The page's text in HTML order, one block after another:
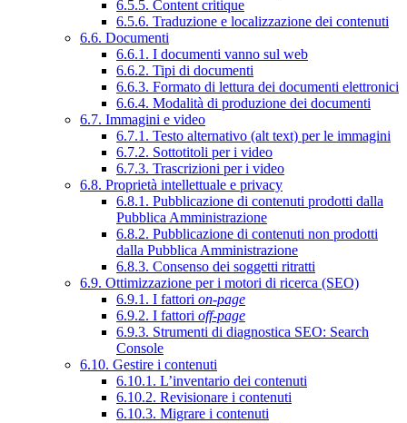
6.5.5. Content critique
6.5.6. Traduzione e localizzazione dei contenuti
6.6. Documenti
6.6.1. I documenti vanno sul web
6.6.2. Tipi di documenti
6.6.3. Formato di lettura dei documenti elettronici
6.6.4. Modalità di produzione dei documenti
6.7. Immagini e video
6.7.1. Testo alternativo (alt text) per le immagini
6.7.2. Sottotitoli per i video
6.7.3. Trascrizioni per i video
6.8. Proprietà intellettuale e privacy
6.8.1. Pubblicazione di contenuti prodotti dalla
Pubblica Amministrazione
6.8.2. Pubblicazione di contenuti non prodotti
dalla Pubblica Amministrazione
6.8.3. Consenso dei soggetti ritratti
6.9. Ottimizzazione per i motori di ricerca (SEO)
6.9.1. I fattori on-page
6.9.2. I fattori off-page
6.9.3. Strumenti di diagnostica SEO: Search
Console
6.10. Gestire i contenuti
6.10.1. L’inventario dei contenuti
6.10.2. Revisionare i contenuti
6.10.3. Migrare i contenuti